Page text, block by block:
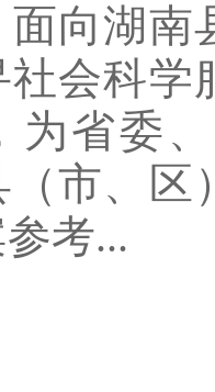
面向湖南
社会科学
为省委
（市、区
考...